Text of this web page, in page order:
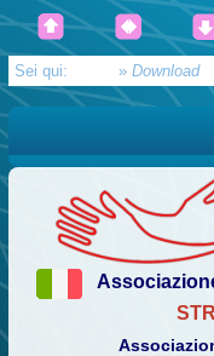
Sei qui: » Download